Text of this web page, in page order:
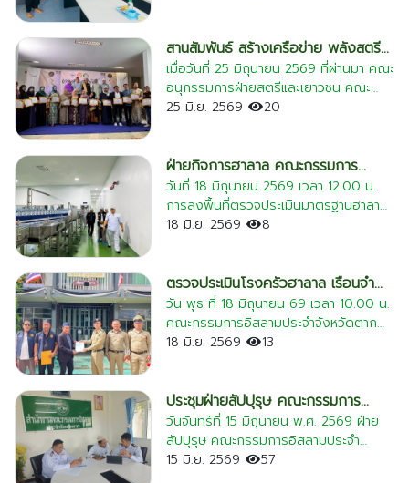
พยาบาลแม่สอด งานนี้ได้รับเกียรติจาก
ท่านเตช บุนนาค เลขาธิการสภากาชาดไทย
เป็นประธานส่งมอบ ร่วมกับ นายชูศักดิ์ รู้
ยิ่ง ผู้ว่าราชการจังหวัดตาก, นายแพทย์
กำลังส่งต่อความห่วงใยและสุขอนามัยที่ดี
แก่พี่น้องประชาชนกลุ่มเปราะบางทุกศาสนา
อย่างทั่วถึง นับเป็นอีกหนึ่งก้าวสำคัญใน
การรวมพลังองค์กรศาสนาและภาคีเครือ
ข่ายมนุษยธรรม เพื่อเคียงข้างและดูแล
และสามารถดำรงชีวิตในสังคมได้อย่างมี
คุณค่าเมื่อพ้นโทษ
นางสาวศุภธิดา อินทรศุภมาตย์
วัฒนธรรมจังหวัดตาก และคณะเจ้าหน้าที่
จากสำนักงานวัฒนธรรมจังหวัดตาก ใน
โอกาสเดินทางเข้าเยี่ยมเยียน ณ สำนักงาน
วัตถุประสงค์สำคัญเพื่อแนะนำตัวเนื่องใน
โอกาสที่วัฒนธรรมจังหวัดตากเข้ารับ
ตำแหน่งใหม่ พร้อมทั้งกระชับความสัมพันธ์
อันดีระหว่างหน่วยงานภาครัฐและองค์กร
ทั้งสองหน่วยงานยังได้ร่วมกันหารือ
แนวทางการขับเคลื่อนงานด้านศาสนา
ศิลปะ และวัฒนธรรม ตลอดจนการส่ง
เสริมกิจกรรมศาสนสัมพันธ์ เพื่อสร้าง
ยั่งยืน บรรยากาศในการพบปะเป็นไปอย่าง
อบอุ่นและเป็นกันเอง โดยทั้งสองฝ่ายได้
แลกเปลี่ยนความคิดเห็นเกี่ยวกับแนวทาง
การส่งเสริมวิถีชีวิตและวัฒนธรรมของพี่
น้องชาวไทยมุสลิมในจังหวัดตาก รวมถึง
สานสัมพันธ์ สร้างเครือข่าย พลังสตรี
มุสลิมไทย
เมื่อวันที่ 25 มิถุนายน 2569 ที่ผ่านมา คณะ
อนุกรรมการฝ่ายสตรีและเยาวชน คณะ
กรรมการอิสลามประจำจังหวัดตาก ได้มี
อิสลามประจำจังหวัดนครศรีธรรมราช
กิจกรรมในครั้งนี้ถือเป็นโอกาสอันดีในการ
สร้างมิตรภาพ แลกเปลี่ยนมุมมอง และ
เสริมสร้างความเข้มแข็งให้กับบทบาทของ
เจ้าภาพและพี่น้องชาวจังหวัด
นครศรีธรรมราชที่ให้การต้อนรับอย่าง
อบอุ่น และร่วมกันขับเคลื่อนกิจกรรมดีๆ
เพื่อสตรีและเยาวชนให้เติบโตอย่างมี
25 มิ.ย. 2569 20
ฝ่ายกิจการฮาลาล คณะกรรมการ
อิสลามประจำจังหวัดตาก ลงพื้นที่ตรวจ
ประเมินมาตรฐานฮาลาล
วันที่ 18 มิถุนายน 2569 เวลา 12.00 น.
การลงพื้นที่ตรวจประเมินมาตรฐานฮาลาล
ของคณะกรรมการอิสลามประจำจังหวัด
สร้างความเชื่อมั่นแก่ผู้บริโภค: การตรวจ
รับรองนี้ช่วยยืนยันว่ากระบวนการผลิต
น้ำแร่มองเฟลอเป็นไปตามหลักการศาสนา
อิสลามอย่างถูกต้อง ครบถ้วน และ
สถานที่ผลิต เครื่องจักร และระบบการจัด
เก็บสินค้า เพื่อให้มั่นใจว่าไม่มีสิ่งปนเปื้อนที่
ขัดต่อหลักฮาลาลในทุกขั้นตอน ยกระดับ
คุณภาพผลิตภัณฑ์: เป็นการยกระดับ
18 มิ.ย. 2569 8
ตรวจประเมินโรงครัวฮาลาล เรือนจำ
อำเภอแม่สอด
วัน พุธ ที่ 18 มิถุนายน 69 เวลา 10.00 น.
คณะกรรมการอิสลามประจำจังหวัดตาก
จับมือ เรือนจำอำเภอแม่สอด ยกระดับ
จังหวัดตาก ร่วมกับเรือนจำอำเภอแม่สอด
ดำเนินการยกระดับมาตรฐานการประกอบ
อาหารตามหลักศาสนาอิสลามอย่าง
เคร่งครัด เพื่อให้มั่นใจว่าผู้ต้องขังชาว
18 มิ.ย. 2569 13
ประชุมฝ่ายสัปปุรุษ คณะกรรมการ
อิสลามประจำจังหวัดตาก
วันจันทร์ที่ 15 มิถุนายน พ.ศ. 2569 ฝ่าย
สัปปุรุษ คณะกรรมการอิสลามประจำ
จังหวัดตาก นำโดย นายณรงค์ กะลำคาร
15 มิ.ย. 2569 57